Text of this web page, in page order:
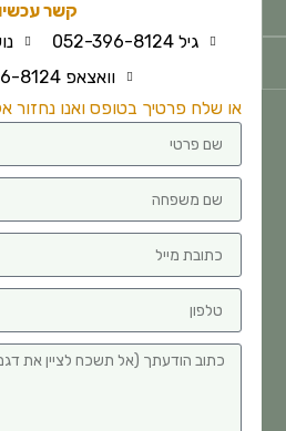
קשר עכשיו
גיל 052-396-8124
נועם 052-396-8123
וואצאפ 052-396-8124
או שלח פרטיך בטופס ואנו נחזור אליך